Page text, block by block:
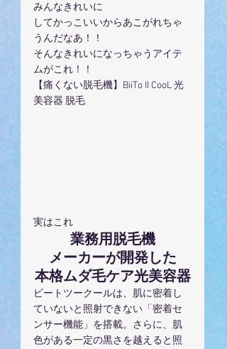
みんなきれいに
してかっこいいからあこがれちゃ
うんだなあ！！
そんなきれいになっちゃうアイテ
ムがこれ！！
【痛くない脱毛機】BiiTo II CooL 光
美容器 脱毛
実はこれ
業務用脱毛機
メーカーが開発した
本格ムダ毛ケア光美容器
ビートツークールは、肌に密着し
ていないと照射できない「密着セ
ンサー機能」を搭載。さらに、肌
色がある一定の黒さを越えると照